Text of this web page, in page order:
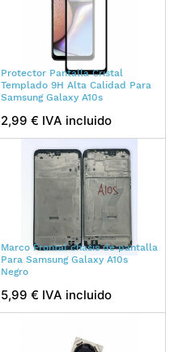
Protector Pantalla Cristal
Templado 9H Alta Calidad Para
Samsung Galaxy A10s
2,99 € IVA incluido
Marco Frontal chasis de pantalla
Para Samsung Galaxy A10s
Negro
5,99 € IVA incluido